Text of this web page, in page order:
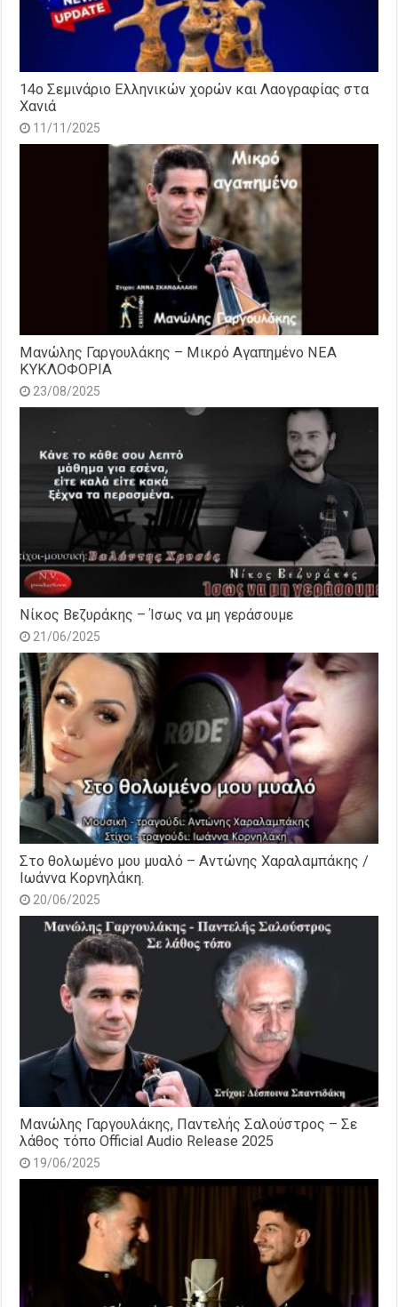
14o Σεμινάριο Ελληνικών χορών και Λαογραφίας στα
Χανιά
11/11/2025
Μανώλης Γαργουλάκης – Μικρό Αγαπημένο NEΑ
ΚΥΚΛΟΦΟΡΙΑ
23/08/2025
Νίκος Βεζυράκης – Ίσως να μη γεράσουμε
21/06/2025
Στο θολωμένο μου μυαλό – Αντώνης Χαραλαμπάκης /
Ιωάννα Κορνηλάκη.
20/06/2025
Μανώλης Γαργουλάκης, Παντελής Σαλούστρος – Σε
λάθος τόπο Official Audio Release 2025
19/06/2025